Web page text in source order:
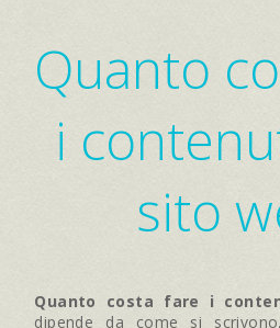
Quanto
i
sito
Quanto costa fare i
dipende da come si